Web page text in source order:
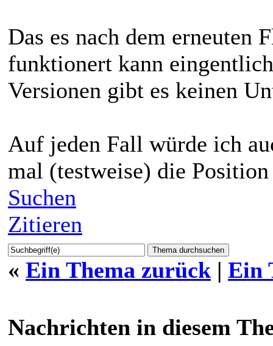
Das es nach dem erneuten
funktionert kann
Versionen gibt es keinen
Auf jeden Fall würde ich
mal (testweise) die
Suchen
Zitieren
« Ein Thema zurück | Ein
Nachrichten in diesem